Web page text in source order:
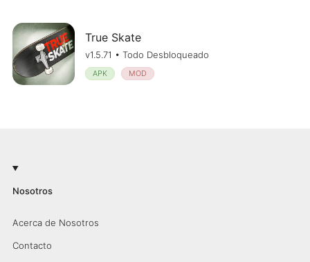
True Skate
v1.5.71 • Todo Desbloqueado
APK MOD
Nosotros
Acerca de Nosotros
Contacto